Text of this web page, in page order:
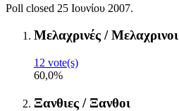
Poll closed 25 Ιουνίου 2007.
Μελαχρινές / Μελαχρινοι
12 vote(s)
60,0%
Ξανθιες / Ξανθοι